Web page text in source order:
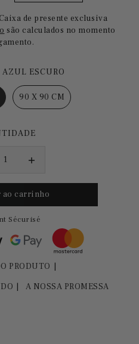
de presente exclusiva
são calculados no momento
AZUL ESCURO
90 X 90 CM
Sécurisé
PRODUTO
A NOSSA PROMESSA